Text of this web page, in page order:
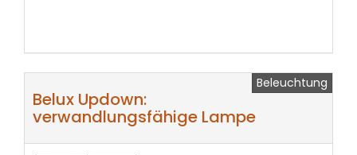
Beleuchtung
Belux Updown:
verwandlungsfähige Lampe